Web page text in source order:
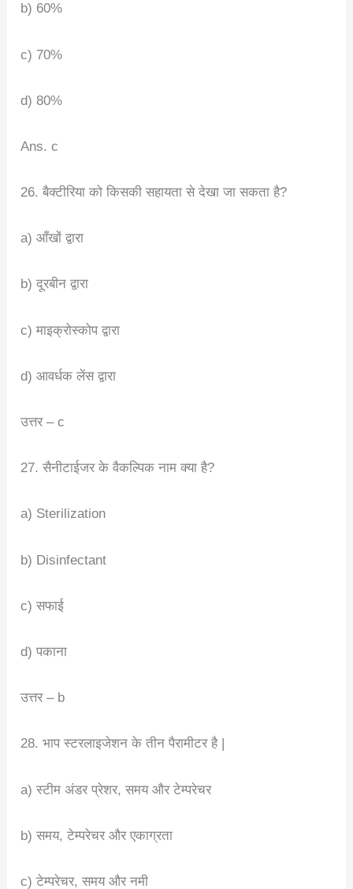
b) 60%
c) 70%
d) 80%
Ans. c
26. बैक्टीरिया को किसकी सहायता से देखा जा सकता है?
a) आँखों द्वारा
b) दूरबीन द्वारा
c) माइक्रोस्कोप द्वारा
d) आवर्धक लेंस द्वारा
उत्तर – c
27. सैनीटाईजर के वैकल्पिक नाम क्या है?
a) Sterilization
b) Disinfectant
c) सफाई
d) पकाना
उत्तर – b
28. भाप स्टरलाइजेशन के तीन पैरामीटर है |
a) स्टीम अंडर प्रेशर, समय और टेम्परेचर
b) समय, टेम्परेचर और एकाग्रता
c) टेम्परेचर, समय और नमी